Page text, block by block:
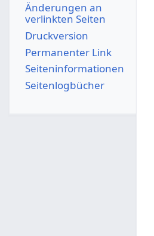
Änderungen an
verlinkten Seiten
Druckversion
Permanenter Link
Seiten­­informationen
Seitenlogbücher